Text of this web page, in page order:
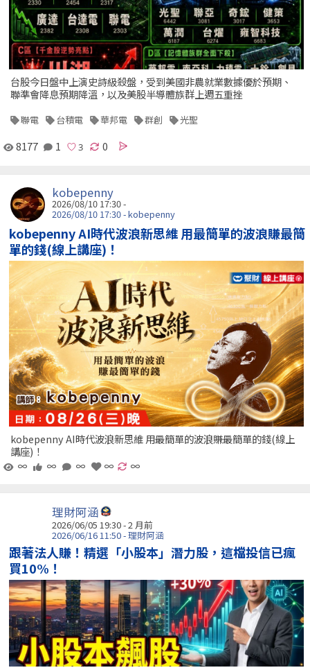
台股今日盤中上演史詩級殺盤，受到美國非農就業數據優於預期、
聯準會降息預期降溫，以及美股半導體族群上週五重挫
聯電 台積電 華邦電 群創 光聖
8177 1 0
kobepenny
2026/08/10 17:30 -
2026/08/10 17:30 - kobepenny
kobepenny AI時代波浪新思維 用最簡單的波浪賺最簡
單的錢(線上講座)！
kobepenny AI時代波浪新思維 用最簡單的波浪賺最簡單的錢(線上
講座)！
∞
∞ ∞ ∞ ∞
理財阿涵
2026/06/05 19:30 - 2 月前
2026/06/16 11:50 - 理財阿涵
跟著法人賺！精選「小股本」潛力股，這檔投信已瘋
買10%！